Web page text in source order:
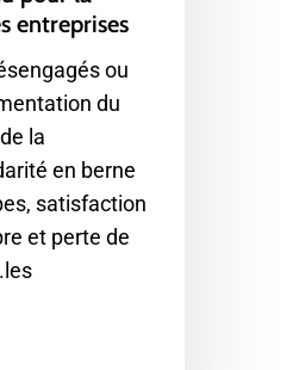
entreprises
ou
du
la
en berne
satisfaction
et perte de